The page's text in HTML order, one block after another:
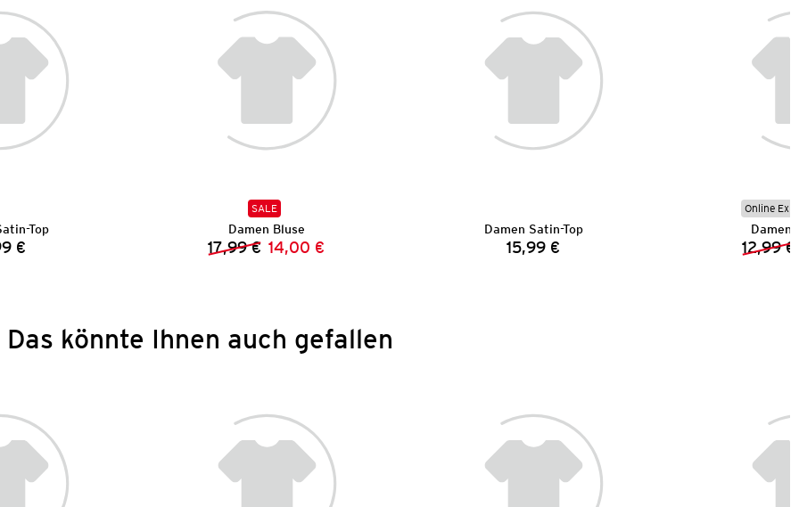
Top
€
SALE
Damen Bluse
Vorheriger Preis:
17,99 € Neuer Preis:
14,00 €
Damen Satin-Top
Preis:
15,99 €
Online
Damen
12,99 €
Das könnte Ihnen auch gefallen